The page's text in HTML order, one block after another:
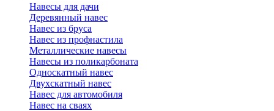
Навесы для дачи
Деревянный навес
Навес из бруса
Навес из профнастила
Металлические навесы
Навесы из поликарбоната
Односкатный навес
Двухскатный навес
Навес для автомобиля
Навес на сваях